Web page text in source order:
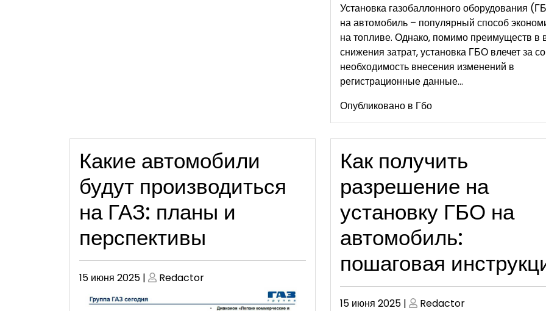
Установка газобаллонного оборудования
на автомобиль – популярный способ
на топливе. Однако‚ помимо преимуществ в
снижения затрат‚ установка ГБО влечет за
необходимость внесения изменений в
регистрационные данные…
Опубликовано в Гбо
Какие автомобили
будут производиться
на ГАЗ: планы и
перспективы
Опубликовано
15 июня 2025 | Опубликовано
Redactor
Как получить
разрешение на
установку ГБО на
автомобиль:
пошаговая
Опубликовано
15 июня 2025| Опубликовано
Redactor